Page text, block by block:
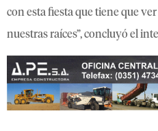
con esta fiesta que tiene que
nuestras raíces”, concluyó el